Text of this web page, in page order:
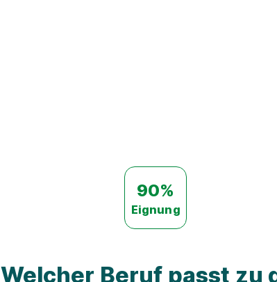
90%
Eignung
Welcher Beruf passt zu